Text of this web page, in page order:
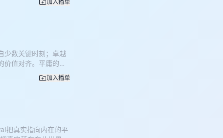
践——卓越实践、良
场持续的实践：探
德：《尼各马可伦
沉思生活等问题。 2.
、实践、价值判断与
能养。至于犬马，皆
的科学与艺术》
症、代谢性疾病、
控制成本、避免盲
Hansson：《从容
、公司规模和反过
室之外的工作革
加入播单
少数关键时刻；卓越
价值对齐。平庸的工
。 参考文献 *
the World*.
That Gain
and Slow*. Farrar,
Markets*. J.P.
Index
加入播单
把真实指向内在的平